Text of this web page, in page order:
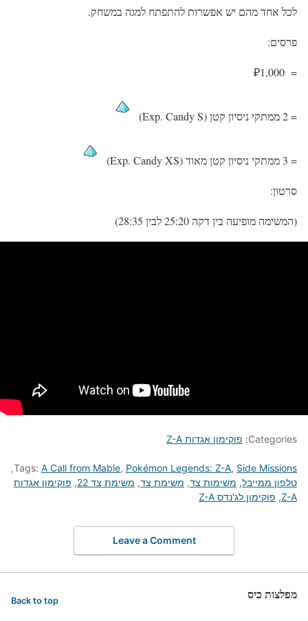
לכל אחד מהם יש אפשרות להתפתח למגה במשחק.
פרסים:
= ₽1,000
= 2 ממתקי ניסיון קטן (Exp. Candy S)
= 3 ממתקי ניסיון קטן מאוד (Exp. Candy XS)
סרטון:
(המשימה מופיעה בין דקה 25:20 לבין 28:35)
Categories: פוקימון אגדות Z-A
Tags: A Call from Mable, Pokémon Legends: Z-A, Side Missions
,
טלפון ממייבל, משימות צד, משימת צד, משימת צד 22 , פוקימון אגדות
Z-A
, פוקימון לג'נדס Z-A
Leave a Comment
מפלצות כיס Back to top